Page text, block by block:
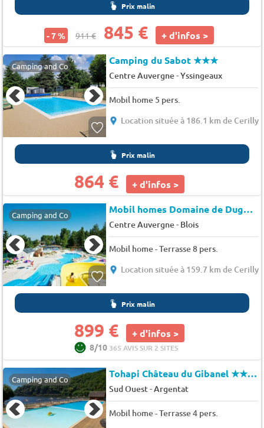
Prix malin
- 7 % 911 € 845 € + d'infos >
Camping and Co Camping du Sabot★★★
Centre Auvergne-Yssingeaux
Mobil home 5 pers.
Location située à 186.1 km de Cerilly
Prix malin
864 € + d'infos >
Camping and Co Mobil homes Domaine de Dugny
Centre Auvergne- Blois
Mobil home - Terrasse 8 pers.
Location située à 159.7 km de Cerilly
Prix malin
899 € + d'infos >
8/10 365 AVIS SUR 2 SITES
Camping and Co Tohapi Château du Gibanel★★★★
Sud Ouest-Argentat
Mobil home - Terrasse 4 pers.